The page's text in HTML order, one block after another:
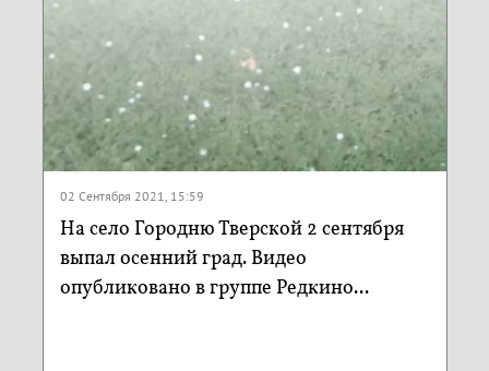
02 Сентября 2021, 15:59
На село Городню Тверской 2 сентября
выпал осенний град. Видео
опубликовано в группе Редкино...